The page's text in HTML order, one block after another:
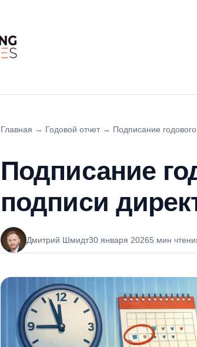
Главная → Годовой отчет→ Подписание
Подписание
подписи
Дмитрий Шмидт30 января 20265 мин